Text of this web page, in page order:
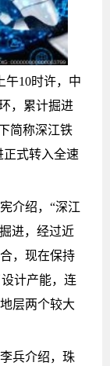
午10时许，中
，累计掘进
简称深江铁
式转入全速
介绍，“深江
进，经过近
，现在保持
计产能，连
层两个较大
兵介绍，珠